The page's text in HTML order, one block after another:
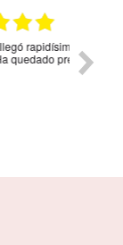
08.04.2026
con cuatro
con la